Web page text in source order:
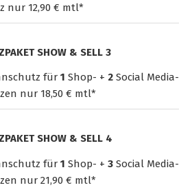
nur 12,90 € mtl*
SHOW & SELL 3
für 1 Shop- + 2 Social Media-
nur 18,50 € mtl*
SHOW & SELL 4
für 1 Shop- + 3 Social Media-
nur 21,90 € mtl*